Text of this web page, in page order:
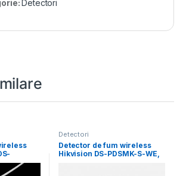
Detectori
de
Detectori
Detector de fum wireless
Hikvision DS-PDSMK-S-WE,